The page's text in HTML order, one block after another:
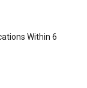
Within 6